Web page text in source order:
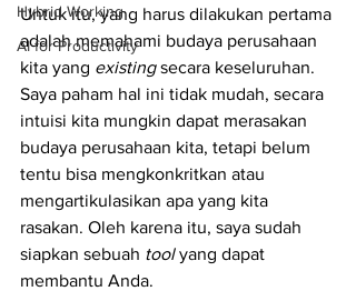
Hybrid Working
AI for Productivity
Untuk itu, yang harus dilakukan pertama
adalah memahami budaya perusahaan
kita yang existing secara keseluruhan.
Saya paham hal ini tidak mudah, secara
intuisi kita mungkin dapat merasakan
budaya perusahaan kita, tetapi belum
tentu bisa mengkonkritkan atau
mengartikulasikan apa yang kita
rasakan. Oleh karena itu, saya sudah
siapkan sebuah tool yang dapat
membantu Anda.